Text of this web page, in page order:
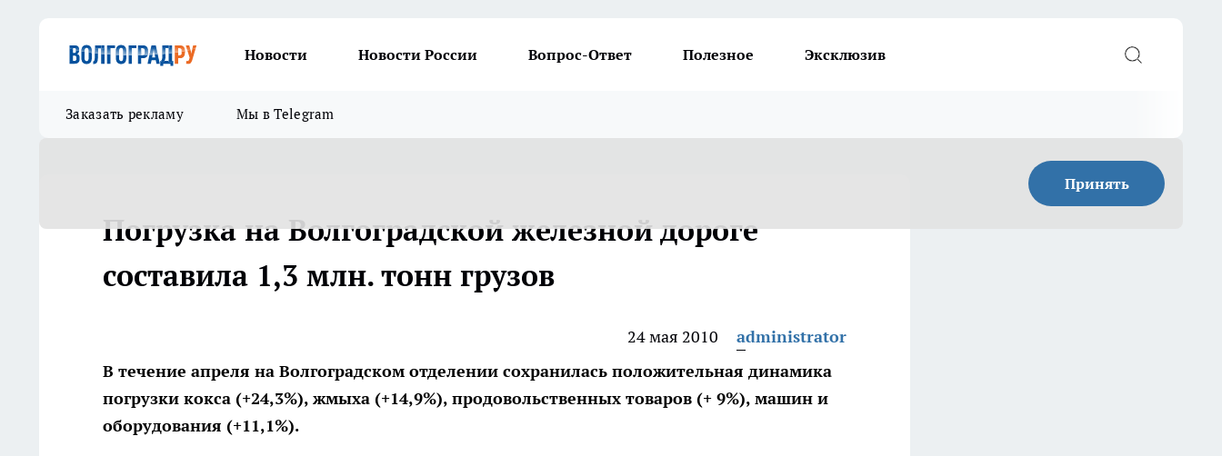
Новости Новости России Вопрос-Ответ Полезное Эксклюзив
Заказать рекламу Мы в Telegram
Принять
Погрузка на Волгоградской железной дороге
составила 1,3 млн. тонн грузов
24 мая 2010
administrator
В течение апреля на Волгоградском отделении сохранилась положительная динамика
погрузки кокса (+24,3%), жмыха (+14,9%), продовольственных товаров (+ 9%), машин и
оборудования (+11,1%).